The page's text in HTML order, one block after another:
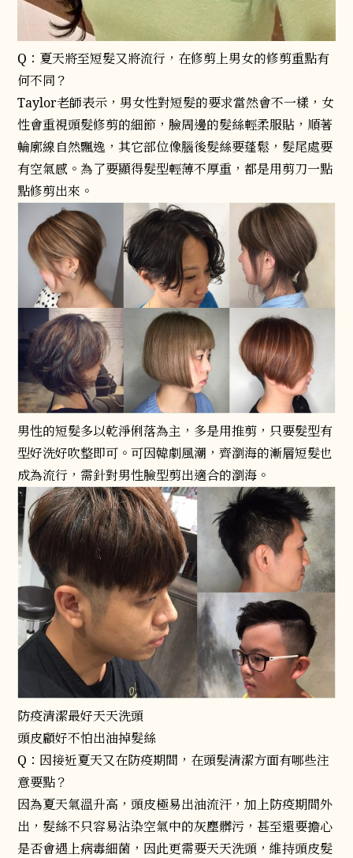
Q：夏天將至短髮又將流行，在修剪上男女的修剪重點有
何不同？
Taylor老師表示，男女性對短髮的要求當然會不一樣，女
性會重視頭髮修剪的細節，臉周邊的髮絲輕柔服貼，順著
輪廓線自然飄逸，其它部位像腦後髮絲要蓬鬆，髮尾處要
有空氣感。為了要顯得髮型輕薄不厚重，都是用剪刀一點
點修剪出來。
男性的短髮多以乾淨俐落為主，多是用推剪，只要髮型有
型好洗好吹整即可。可因韓劇風潮，齊瀏海的漸層短髮也
成為流行，需針對男性臉型剪出適合的瀏海。
防疫清潔最好天天洗頭
頭皮顧好不怕出油掉髮絲
Q：因接近夏天又在防疫期間，在頭髮清潔方面有哪些注
意要點？
因為夏天氣溫升高，頭皮極易出油流汗，加上防疫期間外
出，髮絲不只容易沾染空氣中的灰塵髒污，甚至還要擔心
是否會遇上病毒細菌，因此更需要天天洗頭，維持頭皮髮